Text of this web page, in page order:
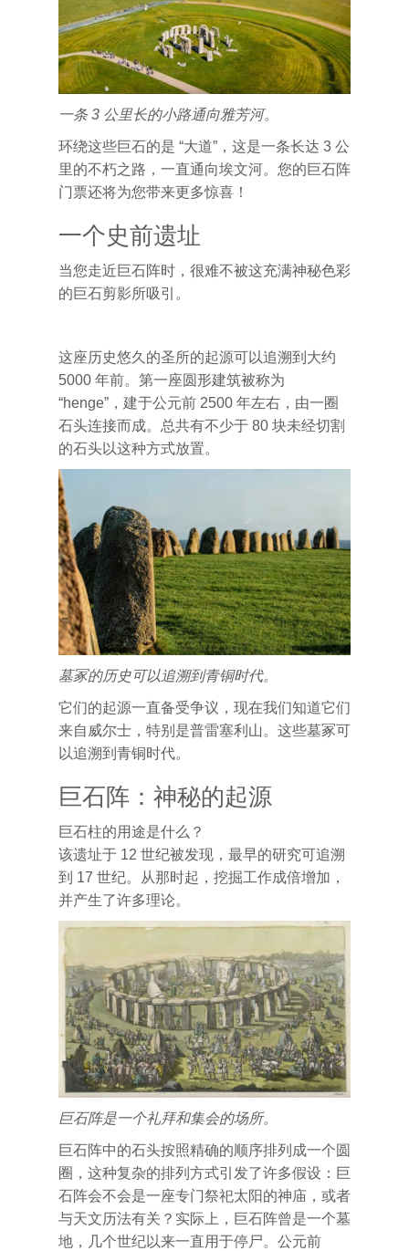
一条 3 公里长的小路通向雅芳河。
环绕这些巨石的是 “大道”，这是一条长达 3 公
里的不朽之路，一直通向埃文河。您的巨石阵
门票还将为您带来更多惊喜！
一个史前遗址
当您走近巨石阵时，很难不被这充满神秘色彩
的巨石剪影所吸引。
这座历史悠久的圣所的起源可以追溯到大约
5000 年前。第一座圆形建筑被称为
“henge”，建于公元前 2500 年左右，由一圈
石头连接而成。总共有不少于 80 块未经切割
的石头以这种方式放置。
墓冢的历史可以追溯到青铜时代。
它们的起源一直备受争议，现在我们知道它们
来自威尔士，特别是普雷塞利山。这些墓冢可
以追溯到青铜时代。
巨石阵：神秘的起源
巨石柱的用途是什么？
该遗址于 12 世纪被发现，最早的研究可追溯
到 17 世纪。从那时起，挖掘工作成倍增加，
并产生了许多理论。
巨石阵是一个礼拜和集会的场所。
巨石阵中的石头按照精确的顺序排列成一个圆
圈，这种复杂的排列方式引发了许多假设：巨
石阵会不会是一座专门祭祀太阳的神庙，或者
与天文历法有关？实际上，巨石阵曾是一个墓
地，几个世纪以来一直用于停尸。公元前